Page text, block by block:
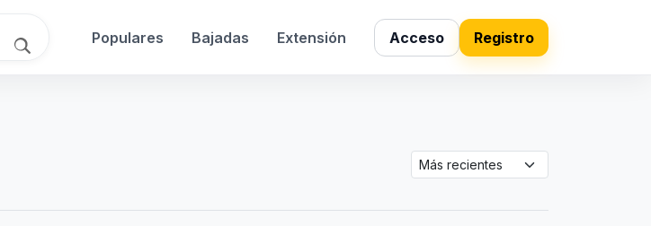
Populares Bajadas Extensión Acceso Registro